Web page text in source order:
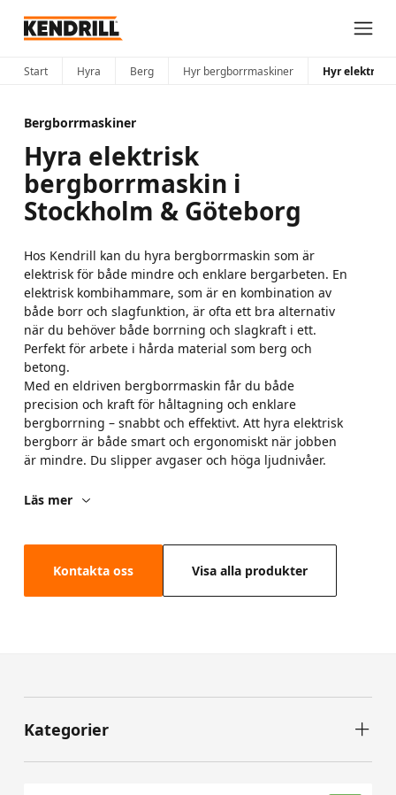
Start Hyra Berg Hyr bergborrmaskiner Hyr
Bergborrmaskiner
Hyra elektrisk
bergborrmaskin i
Stockholm & Göteborg
Hos Kendrill kan du hyra bergborrmaskin som är
elektrisk för både mindre och enklare bergarbeten. En
elektrisk kombihammare, som är en kombination av
både borr och slagfunktion, är ofta ett bra alternativ
när du behöver både borrning och slagkraft i ett.
Perfekt för arbete i hårda material som berg och
betong.
Med en eldriven bergborrmaskin får du både
precision och kraft för håltagning och enklare
bergborrning – snabbt och effektivt. Att hyra elektrisk
bergborr är både smart och ergonomiskt när jobben
är mindre. Du slipper avgaser och höga ljudnivåer.
Läs mer
Kontakta oss Visa alla produkter
Kategorier